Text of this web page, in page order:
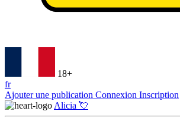
18+
fr
Ajouter une publication Connexion Inscription
Alicia 💘